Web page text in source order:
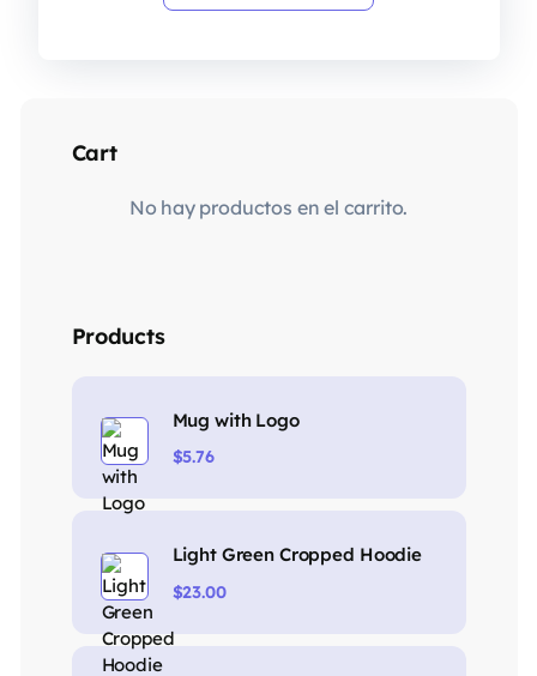
Cart
No hay productos en el carrito.
Products
Mug with Logo
$5.76
Light Green Cropped Hoodie
$23.00